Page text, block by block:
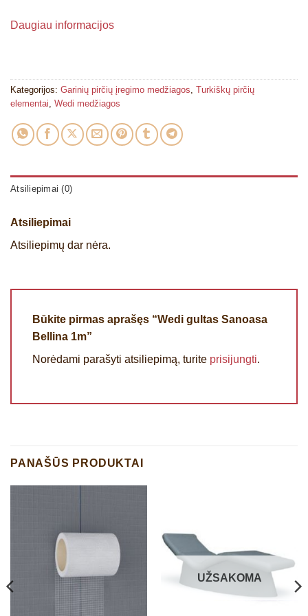
Daugiau informacijos
Kategorijos: Garinių pirčių įregimo medžiagos, Turkiškų pirčių
elementai, Wedi medžiagos
Atsiliepimai (0)
Atsiliepimai
Atsiliepimų dar nėra.
Būkite pirmas aprašęs “Wedi gultas Sanoasa
Bellina 1m”
Norėdami parašyti atsiliepimą, turite prisijungti.
PANAŠŪS PRODUKTAI